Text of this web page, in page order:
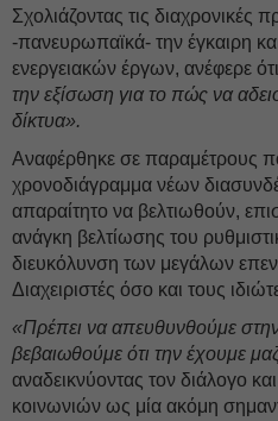
Σχολιάζοντας τις διαχρονικές
-πανευρωπαϊκά- την έγκαιρη
ενεργειακών έργων, ανέφερε
την εξίσωση για το πώς να
δίκτυα».
Αναφέρθηκε σε παραμέτρους
χρονοδιάγραμμα νέων
απαραίτητο να βελτιωθούν,
ανάγκη βελτίωσης του
διευκόλυνση των μεγάλων
Διαχειριστές όσο και τους
«Πρέπει να απευθυνθούμε στην
βεβαιωθούμε ότι την έχουμε
αναδεικνύοντας τον διάλογο
κοινωνιών ως μία ακόμη